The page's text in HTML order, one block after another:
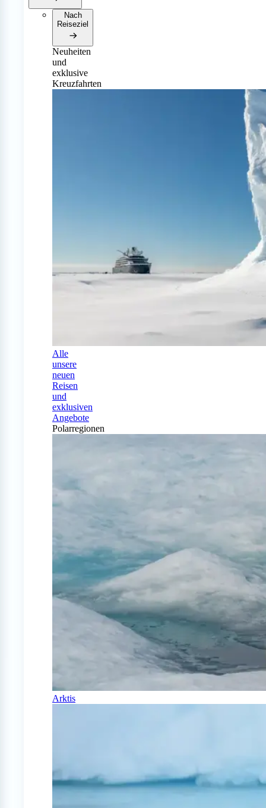
Nach
Reiseziel
Neuheiten
und
exklusive
Kreuzfahrten
Alle
unsere
neuen
Reisen
und
exklusiven
Angebote
Polarregionen
Arktis